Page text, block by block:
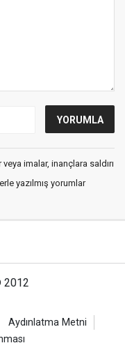
imalar, inançlara saldırı
yazılmış yorumlar
2012
Aydınlatma Metni